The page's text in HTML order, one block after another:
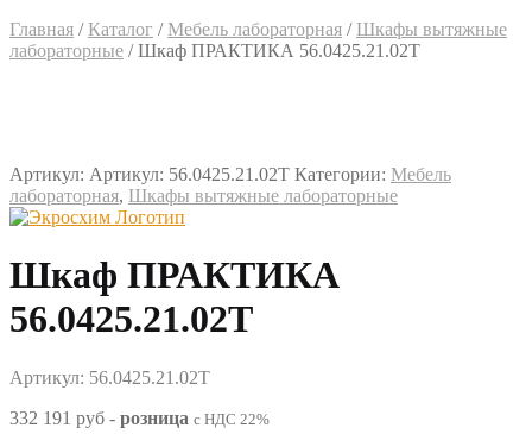
Главная / Каталог / Мебель лабораторная / Шкафы вытяжные
лабораторные /Шкаф ПРАКТИКА 56.0425.21.02Т
Артикул: Артикул: 56.0425.21.02Т Категории: Мебель
лабораторная, Шкафы вытяжные лабораторные
Шкаф ПРАКТИКА
56.0425.21.02Т
Артикул: 56.0425.21.02Т
332 191 руб - розница с НДС 22%